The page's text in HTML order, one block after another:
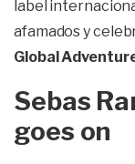
label
afamados y
Global
Sebas
goes on